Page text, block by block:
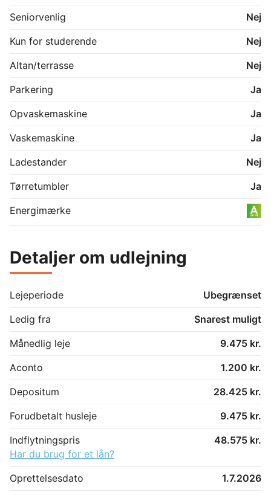
Seniorvenlig
Nej
Kun for studerende
Nej
Altan/terrasse
Nej
Parkering
Ja
Opvaskemaskine
Ja
Vaskemaskine
Ja
Ladestander
Nej
Tørretumbler
Ja
Energimærke
Detaljer om udlejning
Lejeperiode
Ubegrænset
Ledig fra
Snarest muligt
Månedlig leje
9.475 kr.
Aconto
1.200 kr.
Depositum
28.425 kr.
Forudbetalt husleje
9.475 kr.
Indflytningspris
48.575 kr.
Har du brug for et lån?
Oprettelsesdato
1.7.2026